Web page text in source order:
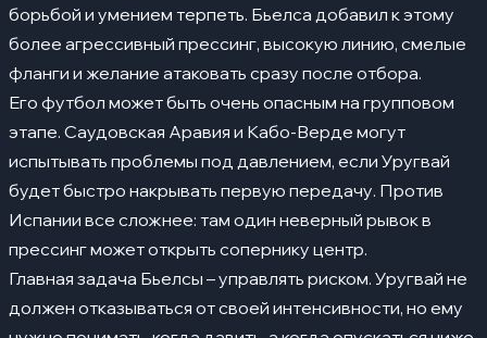
борьбой и умением терпеть. Бьелса добавил к этому
более агрессивный прессинг, высокую линию, смелые
фланги и желание атаковать сразу после отбора.
Его футбол может быть очень опасным на групповом
этапе. Саудовская Аравия и Кабо-Верде могут
испытывать проблемы под давлением, если Уругвай
будет быстро накрывать первую передачу. Против
Испании все сложнее: там один неверный рывок в
прессинг может открыть сопернику центр.
Главная задача Бьелсы – управлять риском. Уругвай не
должен отказываться от своей интенсивности, но ему